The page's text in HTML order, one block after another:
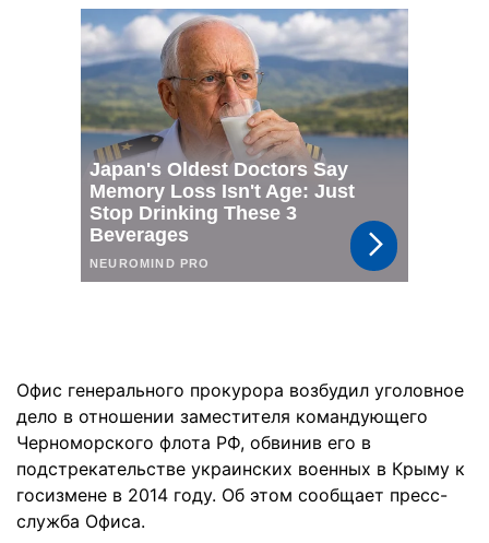
Офис генерального прокурора возбудил уголовное
дело в отношении заместителя командующего
Черноморского флота РФ, обвинив его в
подстрекательстве украинских военных в Крыму к
госизмене в 2014 году. Об этом сообщает пресс-
служба Офиса.